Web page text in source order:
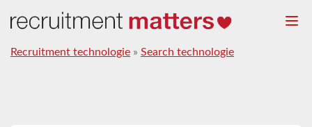
Recruitment technologie » Search technologie